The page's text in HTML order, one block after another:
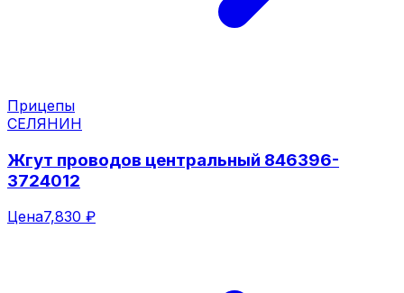
Прицепы
СЕЛЯНИН
Жгут проводов центральный 846396-
3724012
Цена7,830 ₽